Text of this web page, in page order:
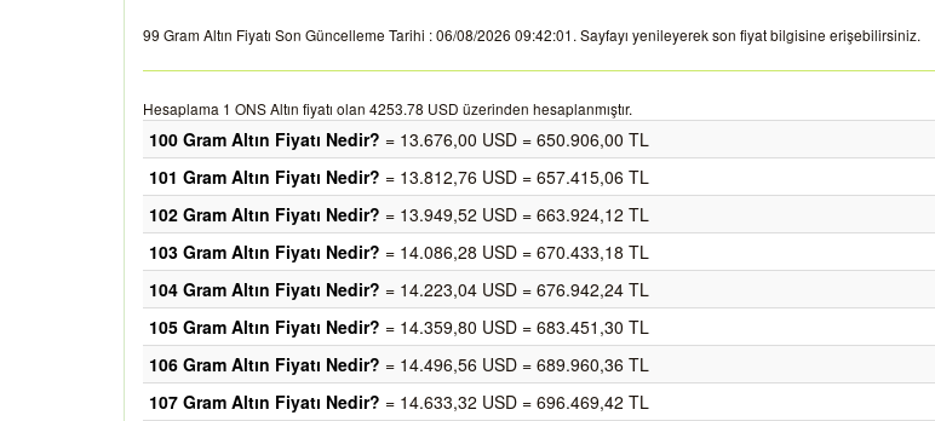
99 Gram Altın Fiyatı Son Güncelleme Tarihi : 06/08/2026 09:42:01. Sayfayı yenileyerek son fiyat bilgisine erişebilirsiniz.
Hesaplama 1 ONS Altın fiyatı olan 4253.78 USD üzerinden hesaplanmıştır.
100 Gram Altın Fiyatı Nedir? = 13.676,00 USD = 650.906,00 TL
101 Gram Altın Fiyatı Nedir? = 13.812,76 USD = 657.415,06 TL
102 Gram Altın Fiyatı Nedir? = 13.949,52 USD = 663.924,12 TL
103 Gram Altın Fiyatı Nedir? = 14.086,28 USD = 670.433,18 TL
104 Gram Altın Fiyatı Nedir? = 14.223,04 USD = 676.942,24 TL
105 Gram Altın Fiyatı Nedir? = 14.359,80 USD = 683.451,30 TL
106 Gram Altın Fiyatı Nedir? = 14.496,56 USD = 689.960,36 TL
107 Gram Altın Fiyatı Nedir? = 14.633,32 USD = 696.469,42 TL